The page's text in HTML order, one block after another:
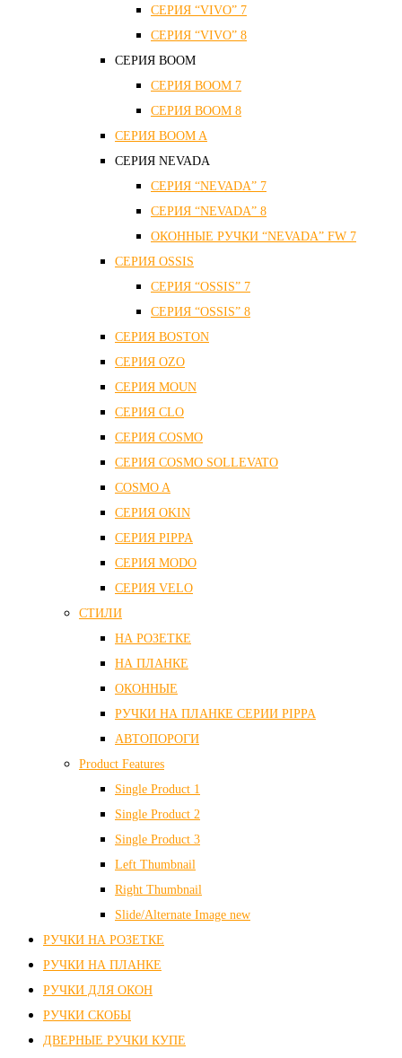
СЕРИЯ “VIVO” 7
СЕРИЯ “VIVO” 8
СЕРИЯ ВOOM
СЕРИЯ ВOOM 7
СЕРИЯ ВOOM 8
СЕРИЯ ВOOM A
СЕРИЯ NEVADA
СЕРИЯ “NEVADA” 7
СЕРИЯ “NEVADA” 8
ОКОННЫЕ РУЧКИ “NEVADA” FW 7
СЕРИЯ OSSIS
СЕРИЯ “OSSIS” 7
СЕРИЯ “OSSIS” 8
СЕРИЯ ВOSTON
CЕРИЯ OZO
СЕРИЯ MOUN
СЕРИЯ CLO
СЕРИЯ COSMO
СЕРИЯ COSMO SOLLEVATO
COSMO A
СЕРИЯ OKIN
СЕРИЯ PIPPA
СЕРИЯ MODO
СЕРИЯ VELO
СТИЛИ
НА РОЗЕТКЕ
НА ПЛАНКЕ
ОКОННЫЕ
РУЧКИ НА ПЛАНКЕ СЕРИИ PIPPA
АВТОПОРОГИ
Product Features
Single Product 1
Single Product 2
Single Product 3
Left Thumbnail
Right Thumbnail
Slide/Alternate Image new
РУЧКИ НА РОЗЕТКЕ
РУЧКИ НА ПЛАНКЕ
РУЧКИ ДЛЯ ОКОН
РУЧКИ СКОБЫ
ДВЕРНЫЕ РУЧКИ КУПЕ